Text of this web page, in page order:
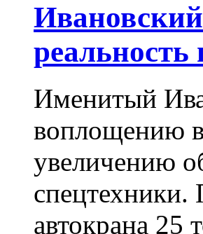
реальность
Именитый
воплощению
увеличению
спецтехники.
автокрана 25